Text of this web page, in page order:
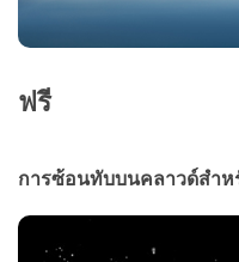
ฟรี
การซ้อนทับบนคลาวด์สำ